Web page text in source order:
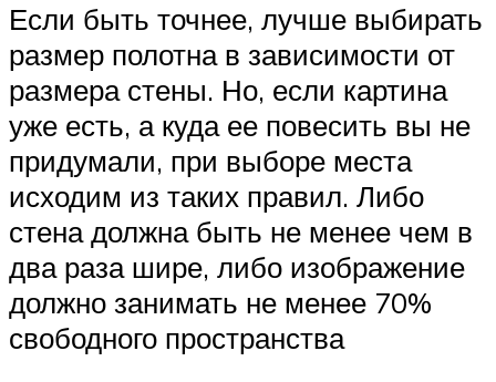
Если быть точнее, лучше выбирать
размер полотна в зависимости от
размера стены. Но, если картина
уже есть, а куда ее повесить вы не
придумали, при выборе места
исходим из таких правил. Либо
стена должна быть не менее чем в
два раза шире, либо изображение
должно занимать не менее 70%
свободного пространства